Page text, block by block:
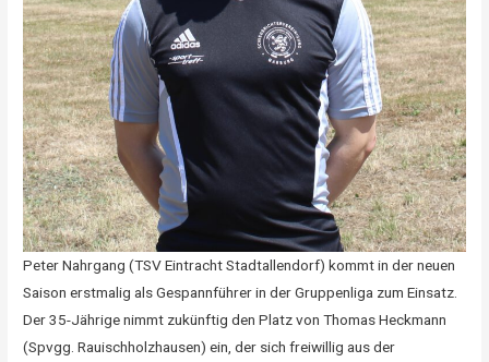
Peter Nahrgang (TSV Eintracht Stadtallendorf) kommt in der neuen
Saison erstmalig als Gespannführer in der Gruppenliga zum Einsatz.
Der 35-Jährige nimmt zukünftig den Platz von Thomas Heckmann
(Spvgg. Rauischholzhausen) ein, der sich freiwillig aus der